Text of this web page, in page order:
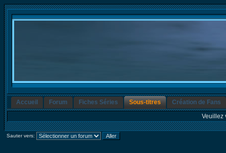
Accueil Forum Fiches Séries Sous-titres
Création de Fans
Veuillez
Sauter vers: